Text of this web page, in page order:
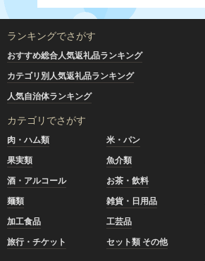
ランキングでさがす
おすすめ総合人気返礼品ランキング
カテゴリ別人気返礼品ランキング
人気自治体ランキング
カテゴリでさがす
肉・ハム類 米・パン
果実類
魚介類
酒・アルコール
お茶・飲料
麺類
雑貨・日用品
加工食品
工芸品
旅行・チケット
セット類 その他